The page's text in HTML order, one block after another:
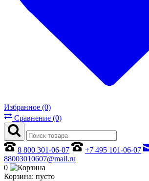
Избранное (0)
Сравнение (0)
8 800 301-06-07
+7 495 101-06-07
88003010607@mail.ru
0
Корзина: пусто